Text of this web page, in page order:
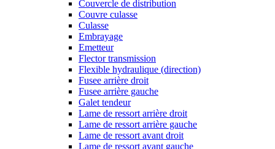
Couvercle de distribution
Couvre culasse
Culasse
Embrayage
Emetteur
Flector transmission
Flexible hydraulique (direction)
Fusee arrière droit
Fusee arrière gauche
Galet tendeur
Lame de ressort arrière droit
Lame de ressort arrière gauche
Lame de ressort avant droit
Lame de ressort avant gauche